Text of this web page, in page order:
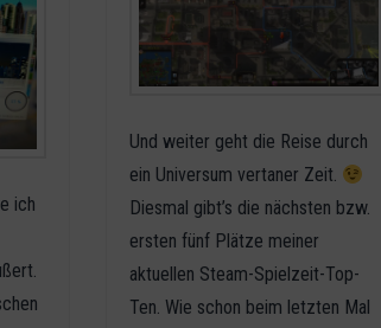
Und weiter geht die Reise durch
ein Universum vertaner Zeit.
Diesmal gibt’s die nächsten bzw.
ersten fünf Plätze meiner
aktuellen Steam-Spielzeit-Top-
Ten. Wie schon beim letzten Mal
ich